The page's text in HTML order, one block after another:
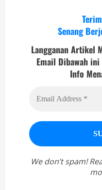
Senang
Langganan Artikel
Email Dibawah
Info
We don’t spam!